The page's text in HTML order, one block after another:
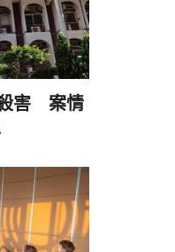
害 案情